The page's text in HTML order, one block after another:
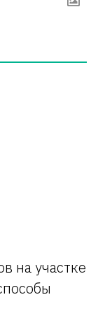
на участке